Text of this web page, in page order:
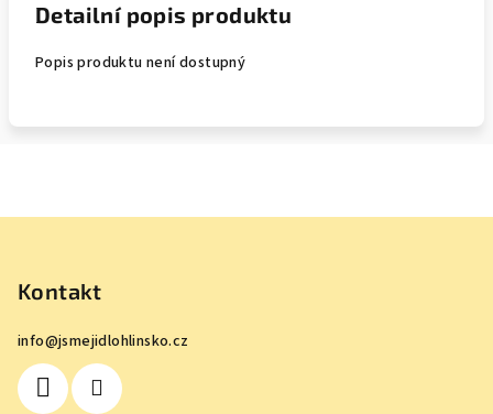
Detailní popis produktu
Popis produktu není dostupný
Kontakt
info@jsmejidlohlinsko.cz